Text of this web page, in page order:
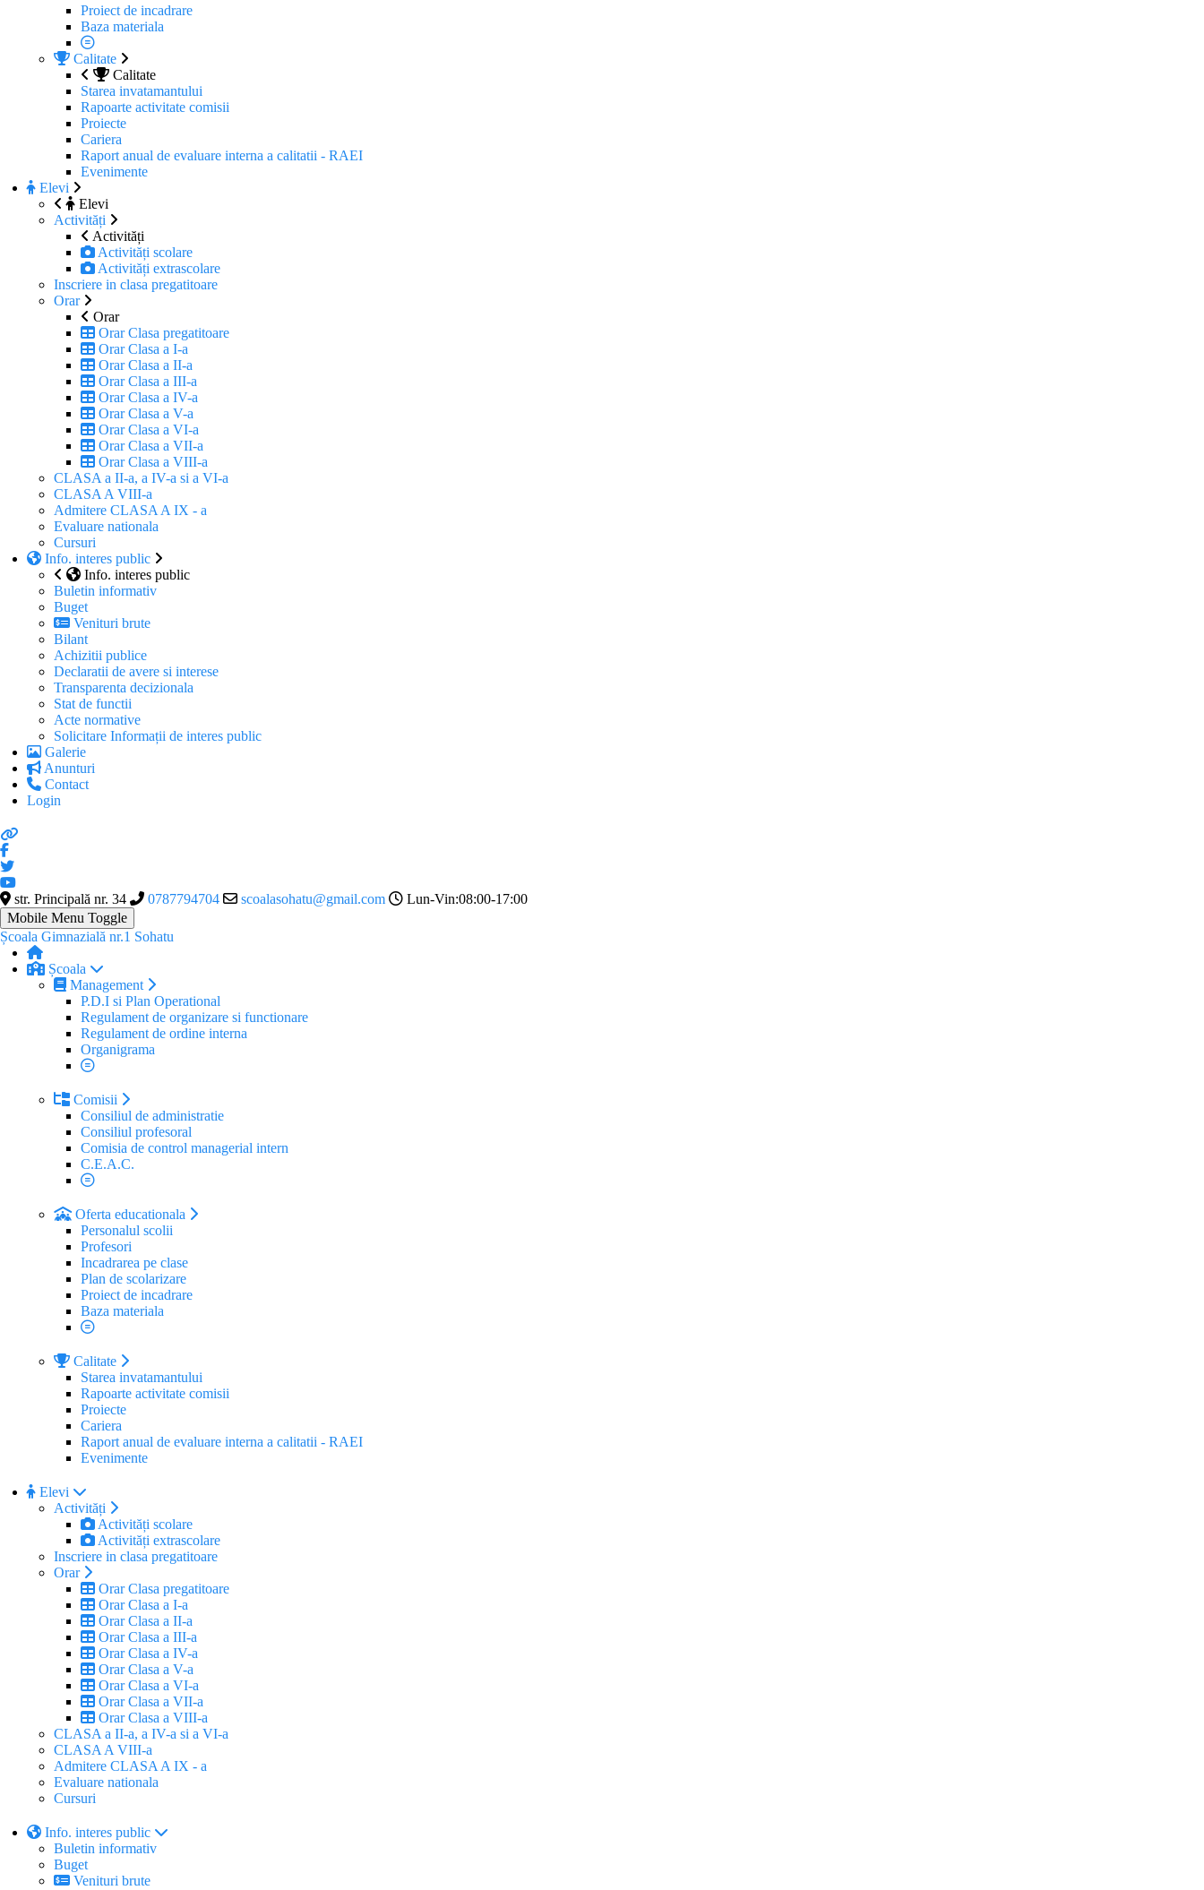
Proiect de incadrare
Baza materiala
Calitate
Calitate
Starea invatamantului
Rapoarte activitate comisii
Proiecte
Cariera
Raport anual de evaluare interna a calitatii - RAEI
Evenimente
Elevi
Elevi
Activități
Activități
Activități scolare
Activități extrascolare
Inscriere in clasa pregatitoare
Orar
Orar
Orar Clasa pregatitoare
Orar Clasa a I-a
Orar Clasa a II-a
Orar Clasa a III-a
Orar Clasa a IV-a
Orar Clasa a V-a
Orar Clasa a VI-a
Orar Clasa a VII-a
Orar Clasa a VIII-a
CLASA a II-a, a IV-a si a VI-a
CLASA A VIII-a
Admitere CLASA A IX - a
Evaluare nationala
Cursuri
Info. interes public
Info. interes public
Buletin informativ
Buget
Venituri brute
Bilant
Achizitii publice
Declaratii de avere si interese
Transparenta decizionala
Stat de functii
Acte normative
Solicitare Informații de interes public
Galerie
Anunturi
Contact
Login
str. Principală nr. 34 0787794704 scoalasohatu@gmail.com
Lun-Vin:08:00-17:00
Mobile Menu Toggle
Școala Gimnazială nr.1 Sohatu
Școala
Management
P.D.I si Plan Operational
Regulament de organizare si functionare
Regulament de ordine interna
Organigrama
Comisii
Consiliul de administratie
Consiliul profesoral
Comisia de control managerial intern
C.E.A.C.
Oferta educationala
Personalul scolii
Profesori
Incadrarea pe clase
Plan de scolarizare
Proiect de incadrare
Baza materiala
Calitate
Starea invatamantului
Rapoarte activitate comisii
Proiecte
Cariera
Raport anual de evaluare interna a calitatii - RAEI
Evenimente
Elevi
Activități
Activități scolare
Activități extrascolare
Inscriere in clasa pregatitoare
Orar
Orar Clasa pregatitoare
Orar Clasa a I-a
Orar Clasa a II-a
Orar Clasa a III-a
Orar Clasa a IV-a
Orar Clasa a V-a
Orar Clasa a VI-a
Orar Clasa a VII-a
Orar Clasa a VIII-a
CLASA a II-a, a IV-a si a VI-a
CLASA A VIII-a
Admitere CLASA A IX - a
Evaluare nationala
Cursuri
Info. interes public
Buletin informativ
Buget
Venituri brute